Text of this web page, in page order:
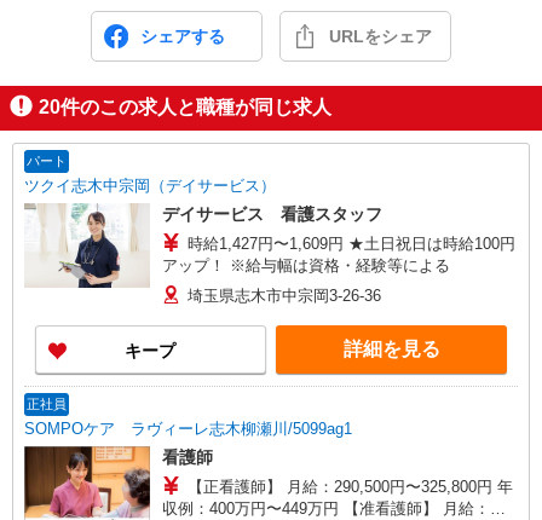
シェアする URLをシェア
20件のこの求人と職種が同じ求人
パート
ツクイ志木中宗岡（デイサービス）
デイサービス 看護スタッフ
時給1,427円〜1,609円 ★土日祝日は時給100円
アップ！ ※給与幅は資格・経験等による
埼玉県志木市中宗岡3-26-36
キープ 詳細を見る
正社員
SOMPOケア ラヴィーレ志木柳瀬川/5099ag1
看護師
【正看護師】 月給：290,500円〜325,800円 年
収例：400万円〜449万円 【准看護師】 月給：